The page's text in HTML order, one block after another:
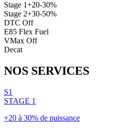
Stage 1+20-30%
Stage 2+30-50%
DTC Off
E85 Flex Fuel
VMax Off
Decat
NOS SERVICES
S1
STAGE 1
+20 à 30% de puissance